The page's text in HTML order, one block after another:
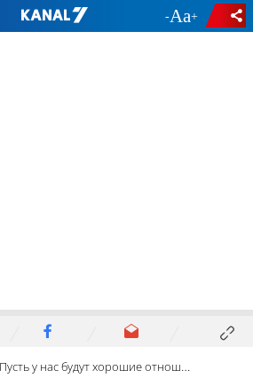
- +
Пусть у нас будут хорошие отношения со всеми, кроме Израиля